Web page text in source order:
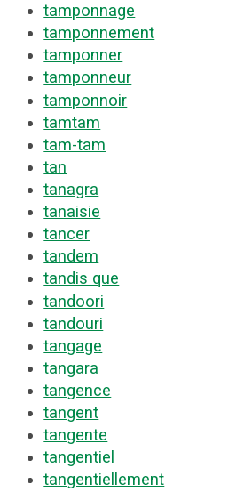
tamponnage
tamponnement
tamponner
tamponneur
tamponnoir
tamtam
tam-tam
tan
tanagra
tanaisie
tancer
tandem
tandis que
tandoori
tandouri
tangage
tangara
tangence
tangent
tangente
tangentiel
tangentiellement